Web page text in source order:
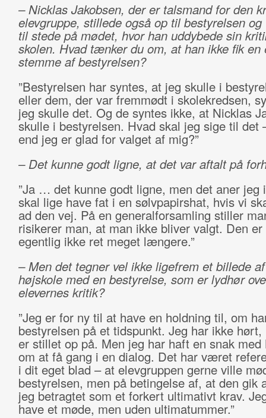
– Nicklas Jakobsen, der er talsmand for den
elevgruppe, stillede også op til bestyrelsen og
til stede på mødet, hvor han uddybede sin
skolen. Hvad tænker du om, at han ikke fik en
stemme af bestyrelsen?
”Bestyrelsen har syntes, at jeg skulle i
eller dem, der var fremmødt i skolekredsen,
jeg skulle det. Og de syntes ikke, at Nicklas
skulle i bestyrelsen. Hvad skal jeg sige til det
end jeg er glad for valget af mig?”
– Det kunne godt ligne, at det var aftalt på
”Ja … det kunne godt ligne, men det aner jeg
skal lige have fat i en sølvpapirshat, hvis vi
ad den vej. På en generalforsamling stiller
risikerer man, at man ikke bliver valgt. Den er
egentlig ikke ret meget længere.”
– Men det tegner vel ikke ligefrem et billede
højskole med en bestyrelse, som er lydhør
elevernes kritik?
”Jeg er for ny til at have en holdning til, om
bestyrelsen på et tidspunkt. Jeg har ikke hørt,
er stillet op på. Men jeg har haft en snak med
om at få gang i en dialog. Det har været
i dit eget blad – at elevgruppen gerne ville
bestyrelsen, men på betingelse af, at den gik
jeg betragtet som et forkert ultimativt krav.
have et møde, men uden ultimatummer.”